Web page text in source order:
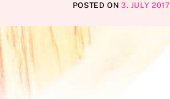
POSTED ON3. JULY 2017